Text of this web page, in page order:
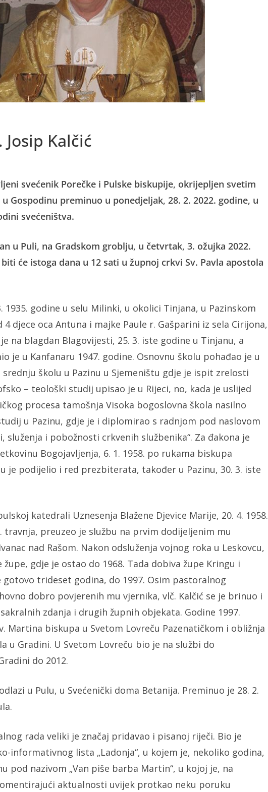
Kalčić
svećenik Porečke i Pulske biskupije, okrijepljen svetim
Gospodinu preminuo u ponedjeljak, 28. 2. 2022. godine, u
svećeništva.
u Puli, na Gradskom groblju, u četvrtak, 3. ožujka 2022.
će istoga dana u 12 sati u župnoj crkvi Sv. Pavla apostola
1935. godine u selu Milinki, u okolici Tinjana, u Pazinskom
djece oca Antuna i majke Paule r. Gašparini iz sela Cirijona,
na blagdan Blagovijesti, 25. 3. iste godine u Tinjanu, a
je u Kanfanaru 1947. godine. Osnovnu školu pohađao je u
srednju školu u Pazinu u Sjemeništu gdje je ispit zrelosti
– teološki studij upisao je u Rijeci, no, kada je uslijed
procesa tamošnja Visoka bogoslovna škola nasilno
u Pazinu, gdje je i diplomirao s radnjom pod naslovom
služenja i pobožnosti crkvenih službenika“. Za đakona je
Bogojavljenja, 6. 1. 1958. po rukama biskupa
je podijelio i red prezbiterata, također u Pazinu, 30. 3. iste
katedrali Uznesenja Blažene Djevice Marije, 20. 4. 1958.
travnja, preuzeo je službu na prvim dodijeljenim mu
nad Rašom. Nakon odsluženja vojnog roka u Leskovcu,
gdje je ostao do 1968. Tada dobiva župe Kringu i
trideset godina, do 1997. Osim pastoralnog
dobro povjerenih mu vjernika, vlč. Kalčić se je brinuo i
zdanja i drugih župnih objekata. Godine 1997.
Martina biskupa u Svetom Lovreču Pazenatičkom i obližnja
u Gradini. U Svetom Lovreču bio je na službi do
do 2012.
u Pulu, u Svećenički doma Betanija. Preminuo je 28. 2.
rada veliki je značaj pridavao i pisanoj riječi. Bio je
informativnog lista „Ladonja“, u kojem je, nekoliko godina,
pod nazivom „Van piše barba Martin“, u kojoj je, na
aktualnosti uvijek protkao neku poruku